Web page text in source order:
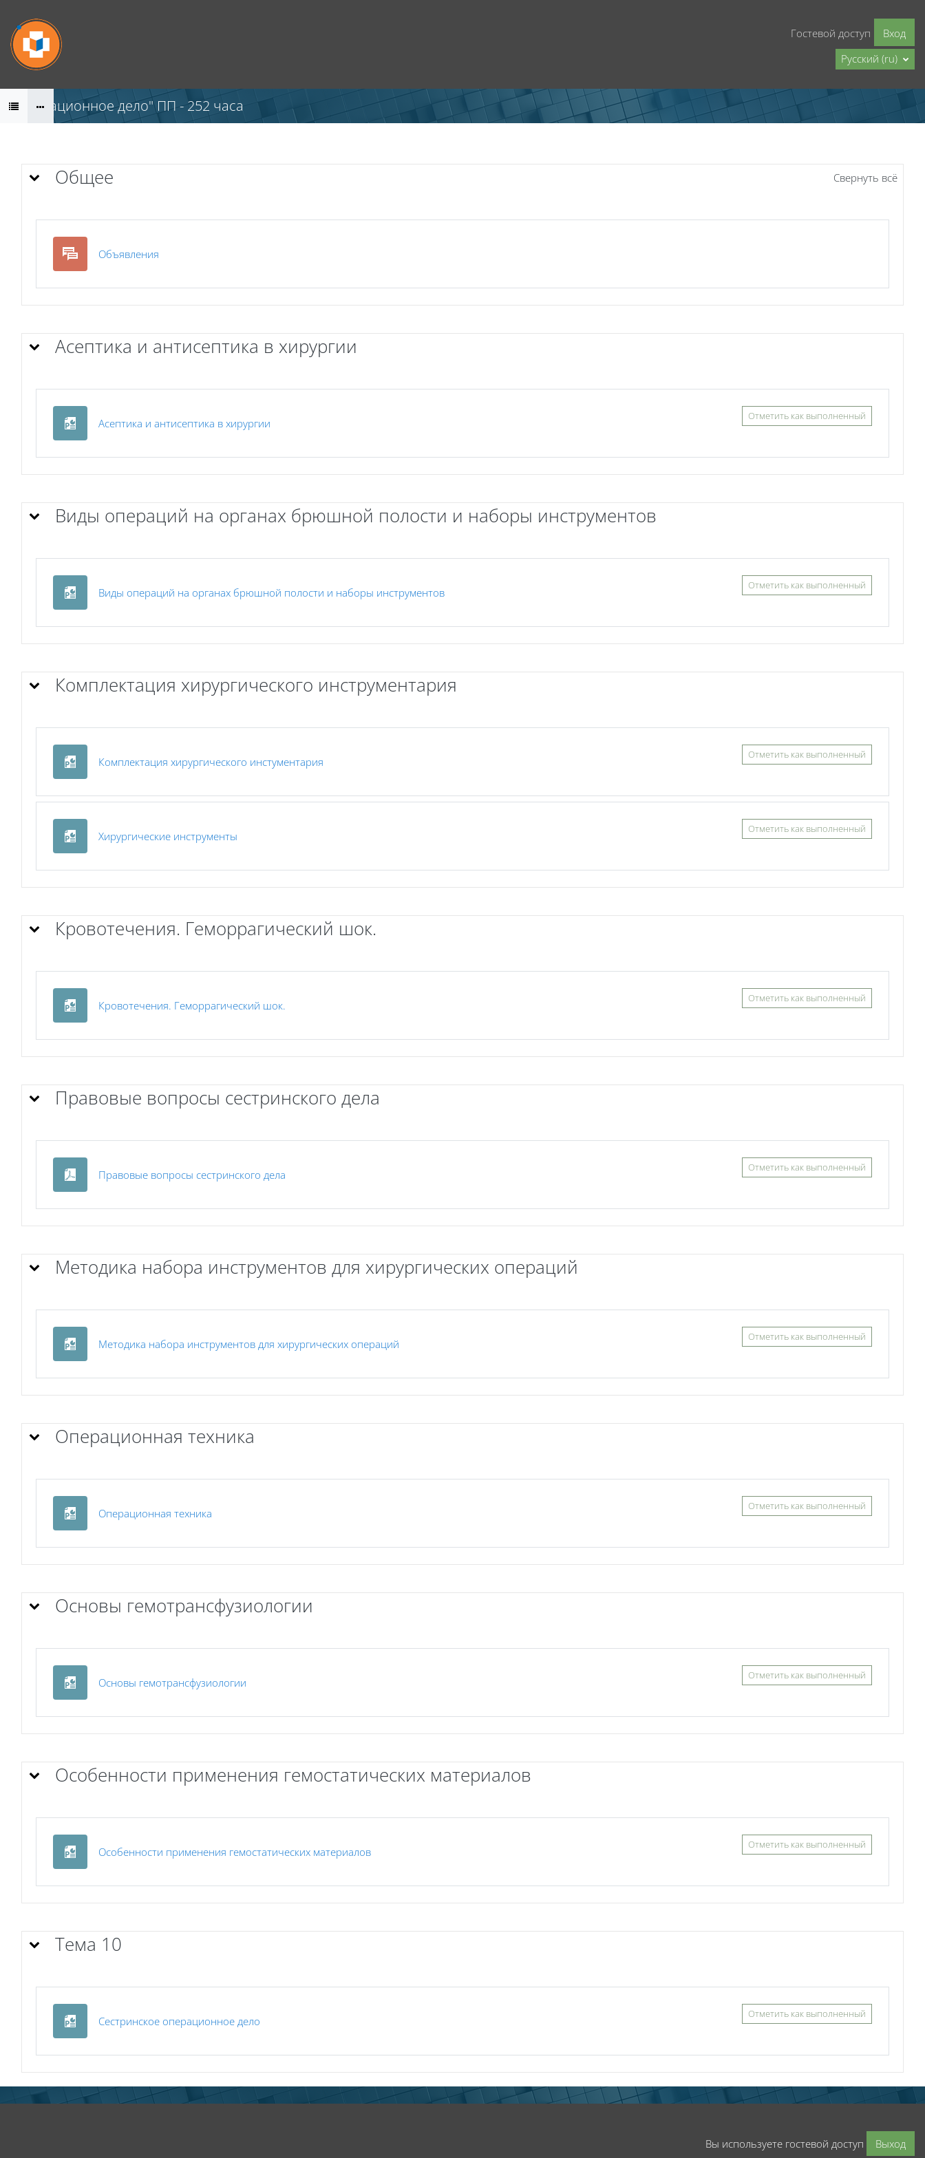
Гостевой доступ
Вход
Русский ‎(ru)‎
"Операционное дело" ПП - 252 часа
Тематический план
Общее Свернуть всё
Объявления
Асептика и антисептика в хирургии
Асептика и антисептика в хирургии
Отметить как выполненный
Виды операций на органах брюшной полости и наборы инструментов
Виды операций на органах брюшной полости и наборы инструментовФайл Отметить как выполненный
Комплектация хирургического инструментария
Комплектация хирургического инстументария
Отметить как выполненный
Хирургические инструменты
Отметить как выполненный
Кровотечения. Геморрагический шок.
Кровотечения. Геморрагический шок.
Отметить как выполненный
Правовые вопросы сестринского дела
Правовые вопросы сестринского дела
Отметить как выполненный
Методика набора инструментов для хирургических операций
Методика набора инструментов для хирургических операций
Отметить как выполненный
Операционная техника
Операционная техника
Отметить как выполненный
Основы гемотрансфузиологии
Основы гемотрансфузиологии
Отметить как выполненный
Особенности применения гемостатических материалов
Особенности применения гемостатических материаловФайл Отметить как выполненный
Тема 10
Сестринское операционное дело
Отметить как выполненный
Вы используете гостевой доступ Выход